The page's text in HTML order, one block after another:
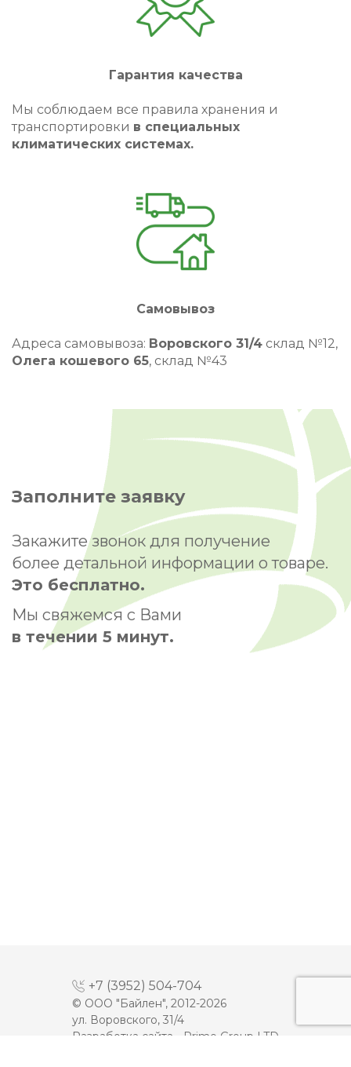
Гарантия качества
Мы соблюдаем все правила хранения и
транспортировки в специальных
климатических системах.
Самовывоз
Адреса самовывоза: Воровского 31/4 склад №12,
Олега кошевого 65, склад №43
Заполните заявку
Закажите звонок для получение
более детальной информации о товаре.
Это бесплатно.
Мы свяжемся с Вами
в течении 5 минут.
+7 (3952) 504-704
© ООО "Байлен", 2012-2026
ул. Воровского, 31/4
Разработка сайта -
Prime Group LTD